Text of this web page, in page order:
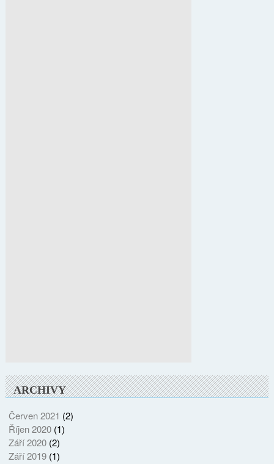
ARCHIVY
Červen 2021 (2)
Říjen 2020(1)
Září 2020(2)
Září 2019(1)